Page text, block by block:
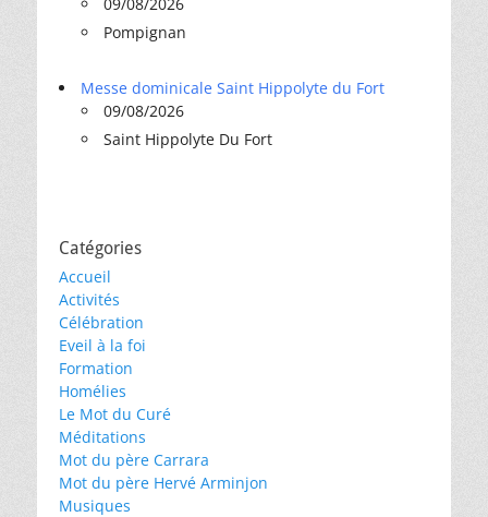
Pompignan
Messe dominicale Saint Hippolyte du Fort
09/08/2026
Saint Hippolyte Du Fort
Catégories
Accueil
Activités
Célébration
Eveil à la foi
Formation
Homélies
Le Mot du Curé
Méditations
Mot du père Carrara
Mot du père Hervé Arminjon
Musiques